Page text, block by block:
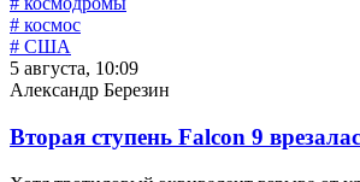
# космос
# США
5 августа, 10:09
Александр Березин
Вторая ступень Falcon 9